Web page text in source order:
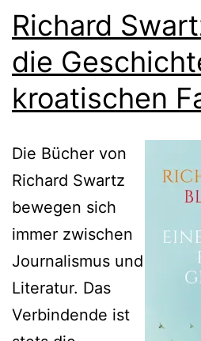
Richard
die
kroatischen
Die Bücher von
Richard Swartz
bewegen sich
immer zwischen
Journalismus und
Literatur. Das
Verbindende ist